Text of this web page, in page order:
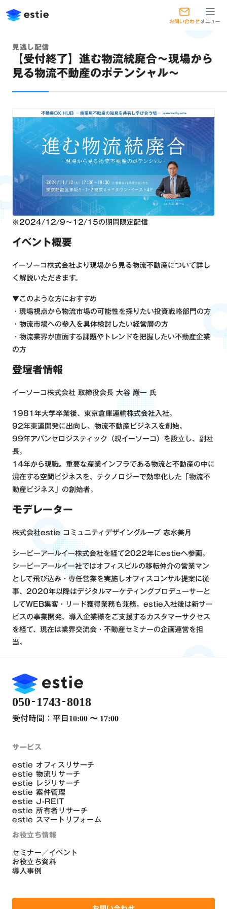
お問い合わせ メニュー
見逃し配信
【受付終了】進む物流統廃合〜現場から
見る物流不動産のポテンシャル〜
※2024/12/9～12/15の期間限定配信
イベント概要
イーソーコ株式会社より現場から見る物流不動産について詳し
く解説いただきます。
▼このような方におすすめ
・現場視点から物流市場の可能性を探りたい投資戦略部門の方
・物流市場への参入を具体検討したい経営層の方
・物流業界が直面する課題やトレンドを把握したい不動産企業
の方
登壇者情報
イーソーコ株式会社 取締役会長 大谷 巌一 氏
1981年大学卒業後、東京倉庫運輸株式会社入社。
92年東運開発に出向し、物流不動産ビジネスを創始。
99年アバンセロジスティック（現イーソーコ）を設立し、副社
長。
14年から現職。重要な産業インフラである物流と不動産の中に
混在する空間ビジネスを、テクノロジーで効率化した「物流不
動産ビジネス」の創始者。
モデレーター
株式会社estie コミュニティデザイングループ 志水美月
シービーアールイー株式会社を経て2022年にestieへ参画。
シービーアールイー社ではオフィスビルの移転仲介の営業マン
として飛び込み・専任営業を実施しオフィスコンサル提案に従
事、2020年以降はデジタルマーケティングプロデューサーと
してWEB集客・リード獲得業務も兼務。estie入社後は新サー
ビスの事業開発、導入企業様をご支援するカスタマーサクセス
を経て、現在は業界交流会・不動産セミナーの企画運営を担
当。
050-1743-8018
受付時間：平日 10:00 〜 17:00
サービス
estie オフィスリサーチ
estie 物流リサーチ
estie レジリサーチ
estie 案件管理
estie J-REIT
estie 所有者リサーチ
estie スマートリフォーム
お役立ち情報
セミナー／イベント
お役立ち資料
導入事例